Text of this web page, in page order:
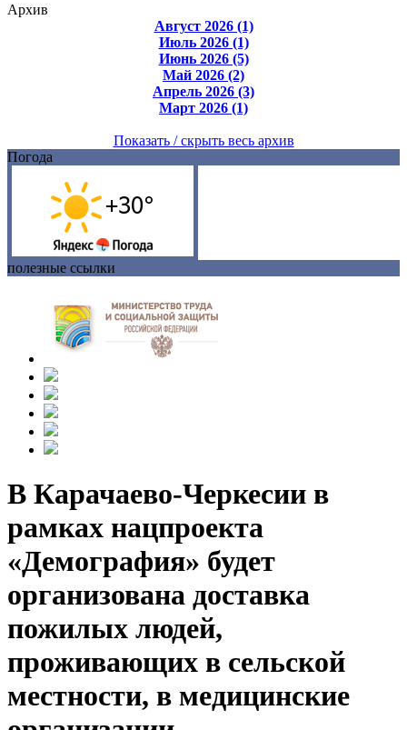
Архив
Август 2026 (1)
Июль 2026 (1)
Июнь 2026 (5)
Май 2026 (2)
Апрель 2026 (3)
Март 2026 (1)
Показать / скрыть весь архив
Погода
полезные ссылки
В Карачаево-Черкесии в
рамках нацпроекта
«Демография» будет
организована доставка
пожилых людей,
проживающих в сельской
местности, в медицинские